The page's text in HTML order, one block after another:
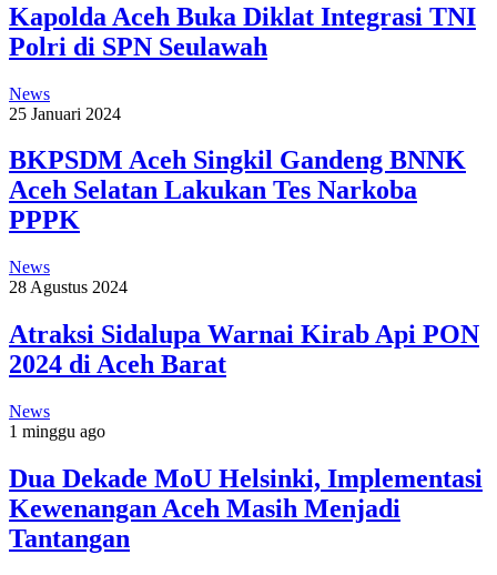
Kapolda Aceh Buka Diklat Integrasi TNI
Polri di SPN Seulawah
News
25 Januari 2024
BKPSDM Aceh Singkil Gandeng BNNK
Aceh Selatan Lakukan Tes Narkoba
PPPK
News
28 Agustus 2024
Atraksi Sidalupa Warnai Kirab Api PON
2024 di Aceh Barat
News
1 minggu ago
Dua Dekade MoU Helsinki, Implementasi
Kewenangan Aceh Masih Menjadi
Tantangan